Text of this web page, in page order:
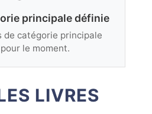
principale définie
de catégorie principale
le moment.
LIVRES